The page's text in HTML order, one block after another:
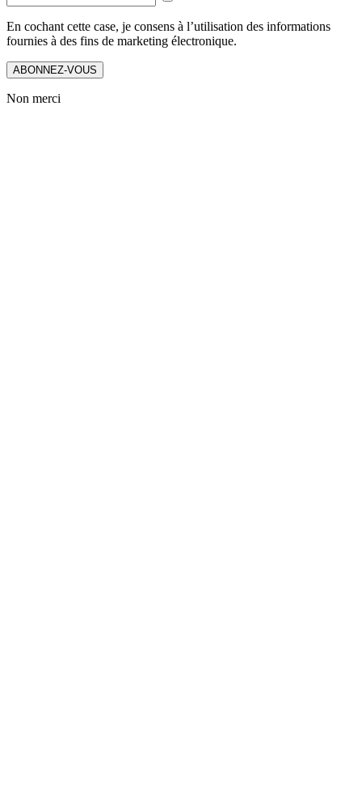
En cochant cette case, je consens à l’utilisation des informations
fournies à des fins de marketing électronique.
ABONNEZ-VOUS
Non merci